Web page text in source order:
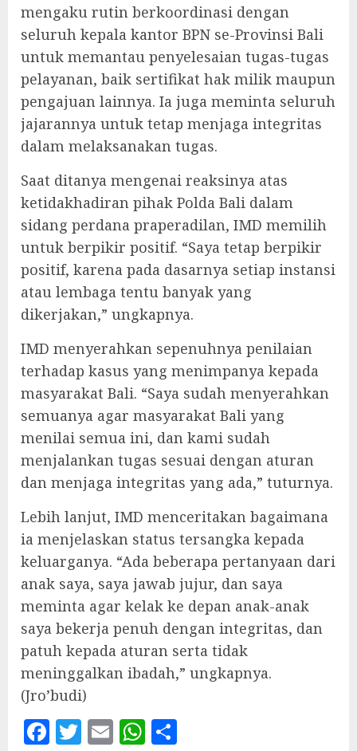
mengaku rutin berkoordinasi dengan
seluruh kepala kantor BPN se-Provinsi Bali
untuk memantau penyelesaian tugas-tugas
pelayanan, baik sertifikat hak milik maupun
pengajuan lainnya. Ia juga meminta seluruh
jajarannya untuk tetap menjaga integritas
dalam melaksanakan tugas.
Saat ditanya mengenai reaksinya atas
ketidakhadiran pihak Polda Bali dalam
sidang perdana praperadilan, IMD memilih
untuk berpikir positif. “Saya tetap berpikir
positif, karena pada dasarnya setiap instansi
atau lembaga tentu banyak yang
dikerjakan,” ungkapnya.
IMD menyerahkan sepenuhnya penilaian
terhadap kasus yang menimpanya kepada
masyarakat Bali. “Saya sudah menyerahkan
semuanya agar masyarakat Bali yang
menilai semua ini, dan kami sudah
menjalankan tugas sesuai dengan aturan
dan menjaga integritas yang ada,” tuturnya.
Lebih lanjut, IMD menceritakan bagaimana
ia menjelaskan status tersangka kepada
keluarganya. “Ada beberapa pertanyaan dari
anak saya, saya jawab jujur, dan saya
meminta agar kelak ke depan anak-anak
saya bekerja penuh dengan integritas, dan
patuh kepada aturan serta tidak
meninggalkan ibadah,” ungkapnya.
(Jro’budi)
Facebook
Twitter
EmailWhatsApp